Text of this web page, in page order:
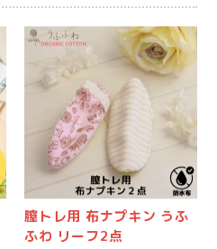
膣トレ用 布ナプキン うふ
ふわ リーフ2点